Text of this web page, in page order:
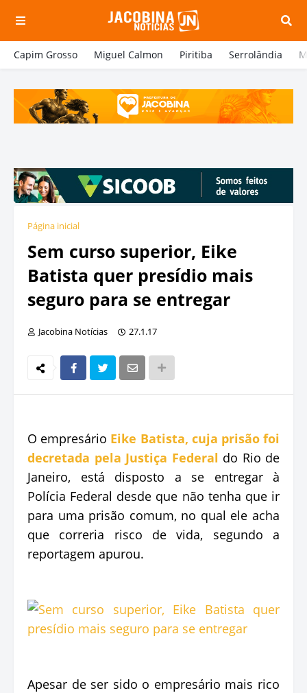
Capim Grosso Miguel Calmon Piritiba Serrolândia
Página inicial
Sem curso superior, Eike
Batista quer presídio mais
seguro para se entregar
Jacobina Notícias 27.1.17
O empresário Eike Batista, cuja prisão foi
decretada pela Justiça Federal do Rio de
Janeiro, está disposto a se entregar à
Polícia Federal desde que não tenha que ir
para uma prisão comum, no qual ele acha
que correria risco de vida, segundo a
reportagem apurou.
Apesar de ser sido o empresário mais rico